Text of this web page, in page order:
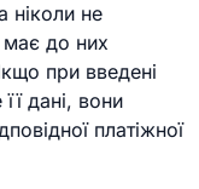
ніколи не
має до них
при введені
дані, вони
платіжної